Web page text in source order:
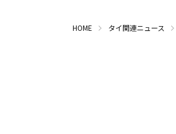
HOME タイ関連ニュース